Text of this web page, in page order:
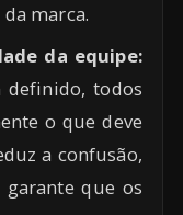
marca.
da equipe:
definido, todos
o que deve
a confusão,
que os